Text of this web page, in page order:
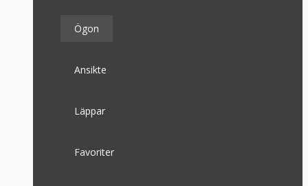
Ögon
Ansikte
Läppar
Favoriter